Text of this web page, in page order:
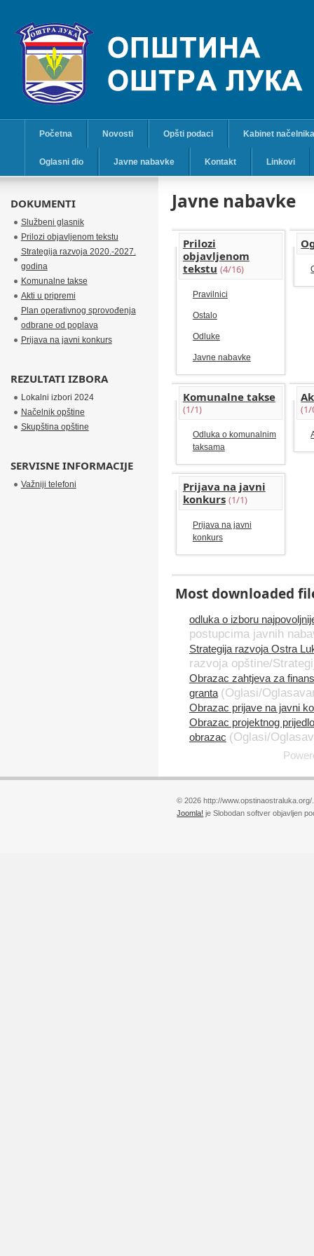
Početna Novosti Opšti podaci Kabinet načelnika
Oglasni dio Javne nabavke Kontakt Linkovi
Javne nabavke
Prilozi
objavljenom
tekstu (4/16)
Pravilnici
Ostalo
Odluke
Javne nabavke
Komunalne takse
(1/1)
Odluka o komunalnim
taksama
(1/
Prijava na javni
konkurs (1/1)
Prijava na javni
konkurs
Most downloaded
odluka o izboru
postupcima javnih
Strategija razvoja Ostra
razvoja opštine/
Obrazac zahtjeva za
granta (Oglasi/
Obrazac prijave na javni
Obrazac projektnog
obrazac (Oglasi/
DOKUMENTI
Službeni glasnik
Prilozi objavljenom tekstu
Strategija razvoja 2020.-2027.
godina
Komunalne takse
Akti u pripremi
Plan operativnog sprovođenja
odbrane od poplava
Prijava na javni konkurs
REZULTATI IZBORA
Lokalni izbori 2024
Načelnik opštine
Skupština opštine
SERVISNE INFORMACIJE
Važniji telefoni
© 2026 http://
Joomla! je Slobodan softver objavljen